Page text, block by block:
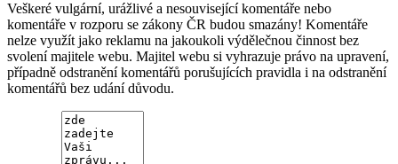
Veškeré vulgární, urážlivé a nesouvisející komentáře nebo
komentáře v rozporu se zákony ČR budou smazány! Komentáře
nelze využít jako reklamu na jakoukoli výdělečnou činnost bez
svolení majitele webu. Majitel webu si vyhrazuje právo na upravení,
případně odstranění komentářů porušujících pravidla i na odstranění
komentářů bez udání důvodu.